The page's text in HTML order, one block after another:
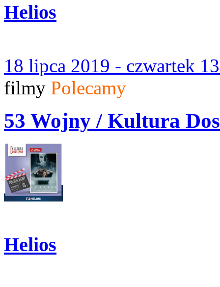
Helios
18 lipca 2019 - czwartek
filmy Polecamy
53 Wojny / Kultura
Helios